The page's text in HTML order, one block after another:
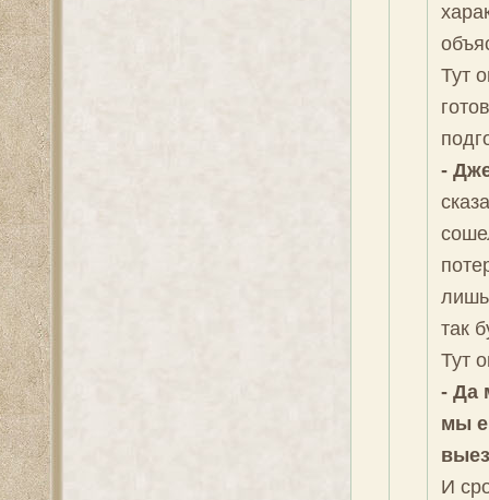
Тут
-
лишь
так
Тут
- Да
мы
И